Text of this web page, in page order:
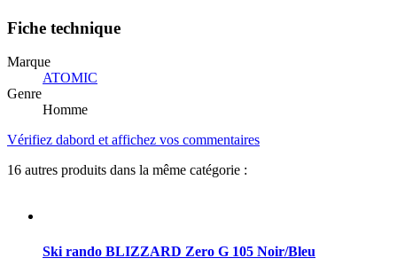
Fiche technique
Marque
ATOMIC
Genre
Homme
Vérifiez dabord et affichez vos commentaires
16 autres produits dans la même catégorie :
Ski rando BLIZZARD Zero G 105 Noir/Bleu